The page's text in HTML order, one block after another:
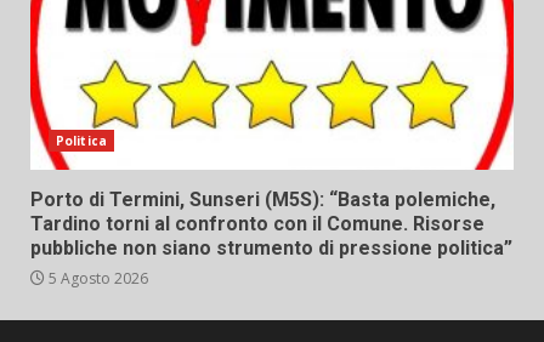
Politica
Porto di Termini, Sunseri (M5S): “Basta polemiche,
Tardino torni al confronto con il Comune. Risorse
pubbliche non siano strumento di pressione politica”
5 Agosto 2026